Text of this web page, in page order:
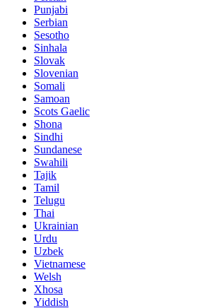
Punjabi
Serbian
Sesotho
Sinhala
Slovak
Slovenian
Somali
Samoan
Scots Gaelic
Shona
Sindhi
Sundanese
Swahili
Tajik
Tamil
Telugu
Thai
Ukrainian
Urdu
Uzbek
Vietnamese
Welsh
Xhosa
Yiddish